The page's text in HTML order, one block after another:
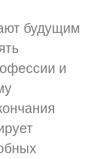
будущим
и